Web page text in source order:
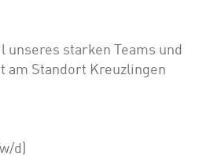
unseres starken Teams und
am Standort Kreuzlingen
d)